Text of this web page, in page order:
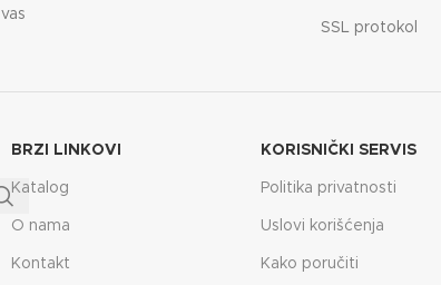
SSL protokol
BRZI LINKOVI
Katalog
O nama
Kontakt
KORISNIČKI SERVIS
Politika privatnosti
Uslovi korišćenja
Kako poručiti